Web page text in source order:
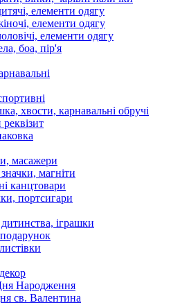
елементи одягу
елементи одягу
елементи одягу
боа, пір'я
хвости, карнавальні обручі
масажери
магніти
канцтовари
портсигари
іграшки
Народження
св. Валентина